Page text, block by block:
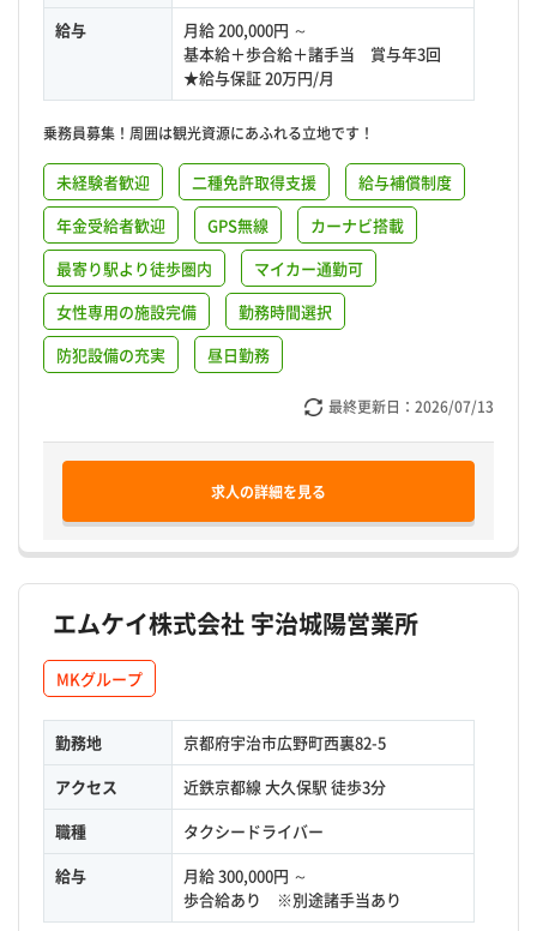
給与
月給 200,000円 ～
基本給＋歩合給＋諸手当 賞与年3回
★給与保証 20万円/月
乗務員募集！周囲は観光資源にあふれる立地です！
未経験者歓迎 二種免許取得支援
給与補償制度
年金受給者歓迎
GPS無線
カーナビ搭載
最寄り駅より徒歩圏内
マイカー通勤可
女性専用の施設完備
勤務時間選択
防犯設備の充実
昼日勤務
最終更新日： 2026/07/13
求人の詳細を見る
エムケイ株式会社 宇治城陽営業所
MKグループ
勤務地
京都府宇治市広野町西裏82-5
アクセス
近鉄京都線 大久保駅 徒歩3分
職種
タクシードライバー
給与
月給 300,000円 ～
歩合給あり ※別途諸手当あり